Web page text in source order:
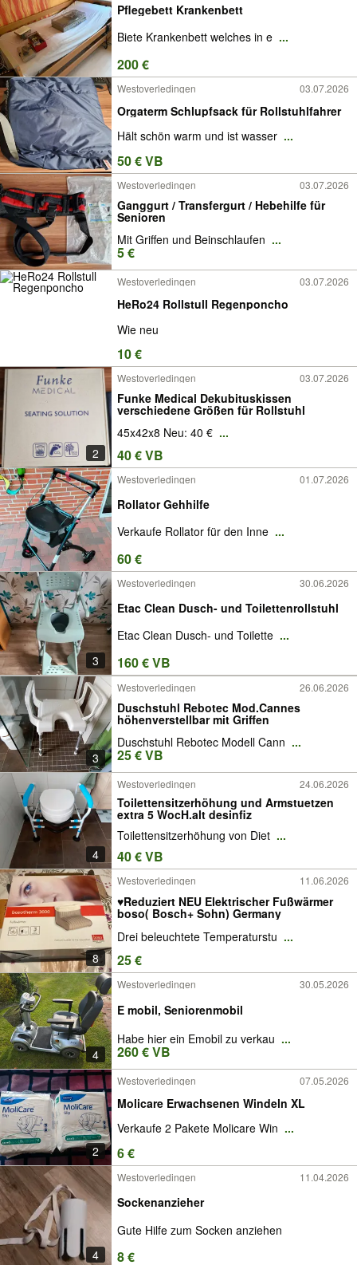
Pflegebett Krankenbett
Biete Krankenbett welches in e ...
200 €
Westoverledingen 03.07.2026
Orgaterm Schlupfsack für Rollstuhlfahrer
Hält schön warm und ist wasser ...
50 € VB
Westoverledingen 03.07.2026
Ganggurt / Transfergurt / Hebehilfe für
Senioren
Mit Griffen und Beinschlaufen ...
5 €
Westoverledingen 03.07.2026
HeRo24 Rollstull Regenponcho
Wie neu
10 €
2
Westoverledingen 03.07.2026
Funke Medical Dekubituskissen
verschiedene Größen für Rollstuhl
45x42x8 Neu: 40 € ...
40 € VB
Westoverledingen 01.07.2026
Rollator Gehhilfe
Verkaufe Rollator für den Inne ...
60 €
3
Westoverledingen 30.06.2026
Etac Clean Dusch- und Toilettenrollstuhl
Etac Clean Dusch- und Toilette ...
160 € VB
3
Westoverledingen 26.06.2026
Duschstuhl Rebotec Mod.Cannes
höhenverstellbar mit Griffen
Duschstuhl Rebotec Modell Cann ...
25 € VB
4
Westoverledingen 24.06.2026
Toilettensitzerhöhung und Armstuetzen
extra 5 WocH.alt desinfiz
Toilettensitzerhöhung von Diet ...
40 € VB
8
Westoverledingen 11.06.2026
♥️Reduziert NEU Elektrischer Fußwärmer
boso( Bosch+ Sohn) Germany
Drei beleuchtete Temperaturstu ...
25 €
4
Westoverledingen 30.05.2026
E mobil, Seniorenmobil
Habe hier ein Emobil zu verkau ...
260 € VB
2
Westoverledingen 07.05.2026
Molicare Erwachsenen Windeln XL
Verkaufe 2 Pakete Molicare Win ...
6 €
4
Westoverledingen 11.04.2026
Sockenanzieher
Gute Hilfe zum Socken anziehen
8 €